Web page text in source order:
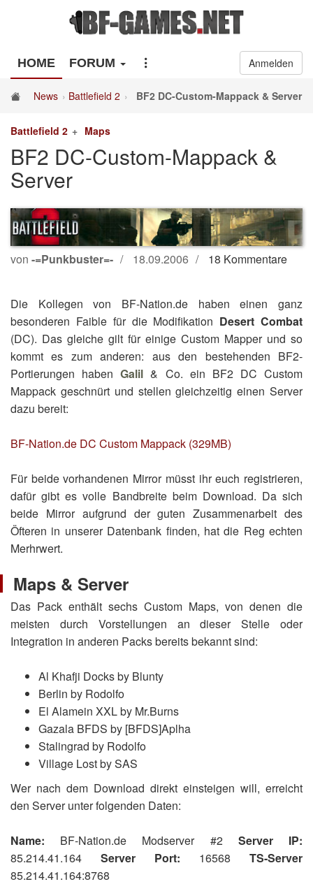
HOME FORUM Anmelden
News Battlefield 2 BF2 DC-Custom-Mappack & Server
Battlefield 2 Maps
BF2 DC-Custom-Mappack &
Server
von -=Punkbuster=- 18.09.2006 18 Kommentare
Die Kollegen von BF-Nation.de haben einen ganz
besonderen Faible für die Modifikation Desert Combat
(DC). Das gleiche gilt für einige Custom Mapper und so
kommt es zum anderen: aus den bestehenden BF2-
Portierungen habenGalil & Co. ein BF2 DC Custom
Mappack geschnürt und stellen gleichzeitig einen Server
dazu bereit:
BF-Nation.de DC Custom Mappack (329MB)
Für beide vorhandenen Mirror müsst ihr euch registrieren,
dafür gibt es volle Bandbreite beim Download. Da sich
beide Mirror aufgrund der guten Zusammenarbeit des
Öfteren in unserer Datenbank finden, hat die Reg echten
Merhrwert.
Maps & Server
Das Pack enthält sechs Custom Maps, von denen die
meisten durch Vorstellungen an dieser Stelle oder
Integration in anderen Packs bereits bekannt sind:
Al Khafji Docks by Blunty
Berlin by Rodolfo
El Alamein XXL by Mr.Burns
Gazala BFDS by [BFDS]Aplha
Stalingrad by Rodolfo
Village Lost by SAS
Wer nach dem Download direkt einsteigen will, erreicht
den Server unter folgenden Daten:
Name: BF-Nation.de Modserver #2 Server IP:
85.214.41.164 Server Port: 16568 TS-Server
85.214.41.164:8768